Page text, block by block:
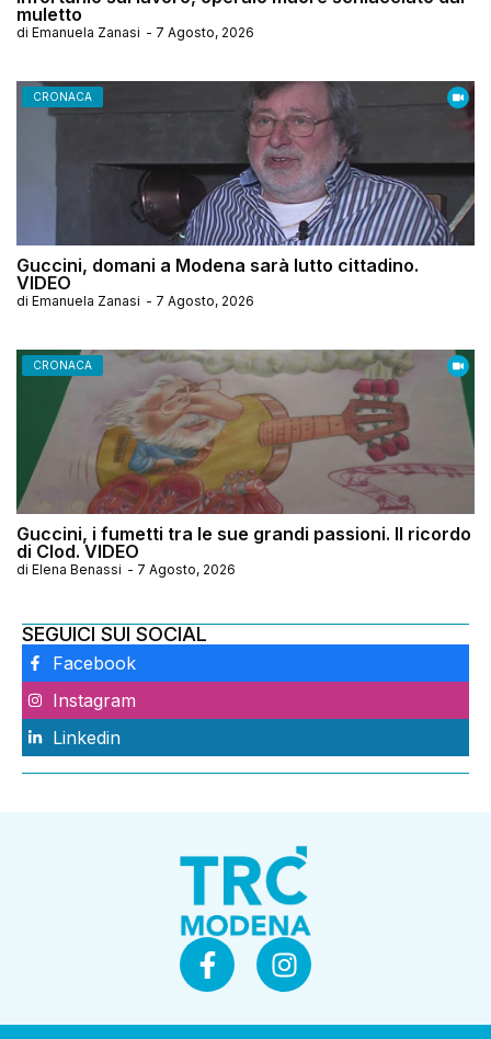
muletto
di Emanuela Zanasi - 7 Agosto, 2026
CRONACA
Guccini, domani a Modena sarà lutto cittadino.
VIDEO
di Emanuela Zanasi - 7 Agosto, 2026
CRONACA
Guccini, i fumetti tra le sue grandi passioni. Il ricordo
di Clod. VIDEO
di Elena Benassi - 7 Agosto, 2026
SEGUICI SUI SOCIAL
Facebook
Instagram
Linkedin